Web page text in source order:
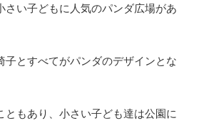
さい子どもに人気のパンダ広場があ
子とすべてがパンダのデザインとな
ともあり、小さい子ども達は公園に